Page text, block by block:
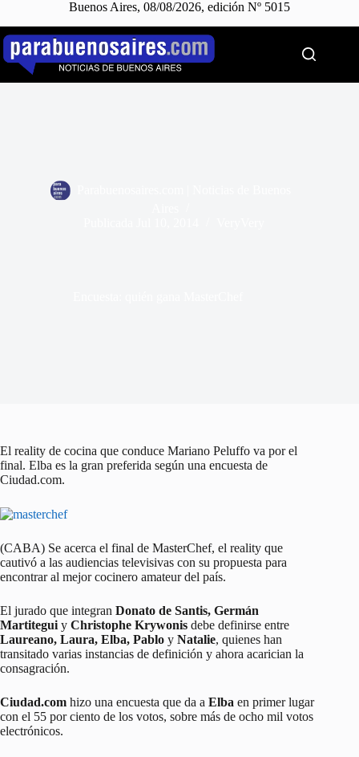
Buenos Aires, 08/08/2026, edición Nº 5015
Saltar
contenido
El reality de cocina que conduce Mariano Peluffo va por el
final. Elba es la gran preferida según una encuesta de
Ciudad.com.
(CABA) Se acerca el final de MasterChef, el reality que
cautivó a las audiencias televisivas con su propuesta para
encontrar al mejor cocinero amateur del país.
El jurado que integran Donato de Santis, Germán
Martitegui y Christophe Krywonis debe definirse entre
Laureano, Laura, Elba, Pablo y Natalie, quienes han
transitado varias instancias de definición y ahora acarician la
consagración.
Ciudad.com hizo una encuesta que da a Elba en primer lugar
con el 55 por ciento de los votos, sobre más de ocho mil votos
electrónicos.